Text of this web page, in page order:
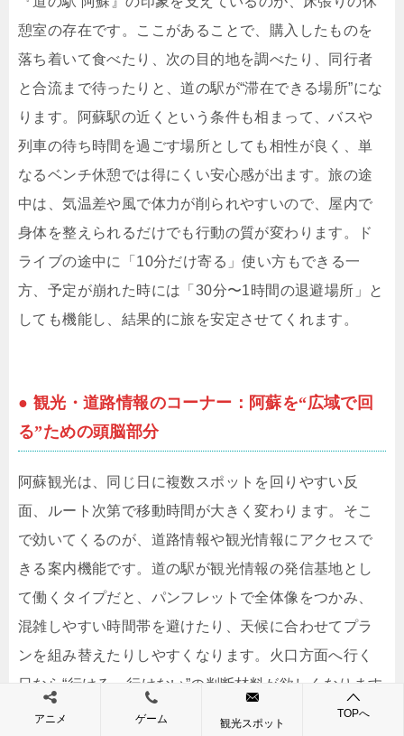
憩室の存在です。ここがあることで、購入したものを
落ち着いて食べたり、次の目的地を調べたり、同行者
と合流まで待ったりと、道の駅が“滞在できる場所”にな
ります。阿蘇駅の近くという条件も相まって、バスや
列車の待ち時間を過ごす場所としても相性が良く、単
なるベンチ休憩では得にくい安心感が出ます。旅の途
中は、気温差や風で体力が削られやすいので、屋内で
身体を整えられるだけでも行動の質が変わります。ド
ライブの途中に「10分だけ寄る」使い方もできる一
方、予定が崩れた時には「30分〜1時間の退避場所」と
しても機能し、結果的に旅を安定させてくれます。
● 観光・道路情報のコーナー：阿蘇を“広域で回
る”ための頭脳部分
阿蘇観光は、同じ日に複数スポットを回りやすい反
面、ルート次第で移動時間が大きく変わります。そこ
で効いてくるのが、道路情報や観光情報にアクセスで
きる案内機能です。道の駅が観光情報の発信基地とし
て働くタイプだと、パンフレットで全体像をつかみ、
混雑しやすい時間帯を避けたり、天候に合わせてプラ
ンを組み替えたりしやすくなります。火口方面へ行く
日なら“行ける・行けない”の判断材料が欲しくなります
し、高原ドライブ中心なら見晴らしの良い時間帯を狙
アニメ ゲーム 観光スポット
TOPへ